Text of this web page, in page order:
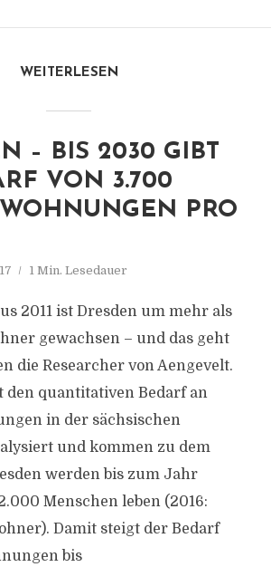
WEITERLESEN
– BIS 2030 GIBT
VON 3.700
PRO
1 Min. Lesedauer
2011 ist Dresden um mehr als
gewachsen – und das geht
die Researcher von Aengevelt.
den quantitativen Bedarf an
in der sächsischen
und kommen zu dem
werden bis zum Jahr
Menschen leben (2016:
Damit steigt der Bedarf
bis